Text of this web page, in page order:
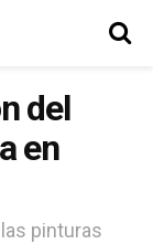
del
en
pinturas